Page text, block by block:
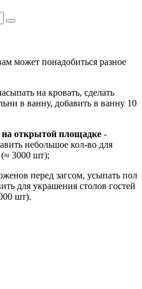
может понадобиться разное
на кровать, сделать
в ванну, добавить в ванну 10
открытой площадке -
небольшое кол-во для
3000 шт);
перед загсом, усыпать пол
для украшения столов гостей
шт).